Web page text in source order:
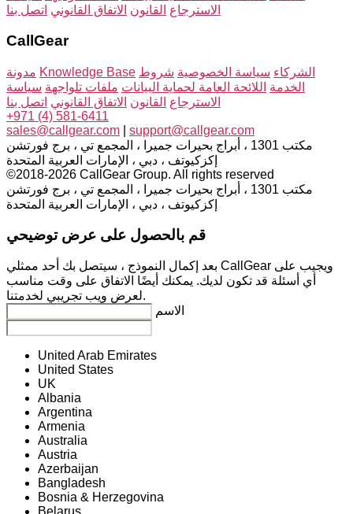
الاسترجاع القانون الاتفاق القانوني اتصل بنا
CallGear
مدونة Knowledge Base الشركاء سياسة الخصوصية شروط
الخدمة اللائحة العامة لحماية البيانات ملفات تلواجهة سياسة
الاسترجاع القانون الاتفاق القانوني اتصل بنا
+971 (4) 581-6411
sales@callgear.com
support@callgear.com
مكتب 1301 ، أبراج بحيرات جميرا ، المجمع تي ، برج فورتشن
إكزكيوتف ، دبي ، الإمارات العربية المتحدة
©2018-2026 CallGear Group. All rights reserved
مكتب 1301 ، أبراج بحيرات جميرا ، المجمع تي ، برج فورتشن
إكزكيوتف ، دبي ، الإمارات العربية المتحدة
قم بالحصول على عرض توضيحي
بعد إكمال النموذج ، سيتصل بك أحد ممثلي CallGear ويجيب على
أي أسئلة قد تكون لديك. يمكنك أيضًا الاتفاق على وقت مناسب
لعرض ويب تجريبي لخدمتنا.
الاسم
United Arab Emirates
United States
UK
Albania
Argentina
Armenia
Australia
Austria
Azerbaijan
Bangladesh
Bosnia & Herzegovina